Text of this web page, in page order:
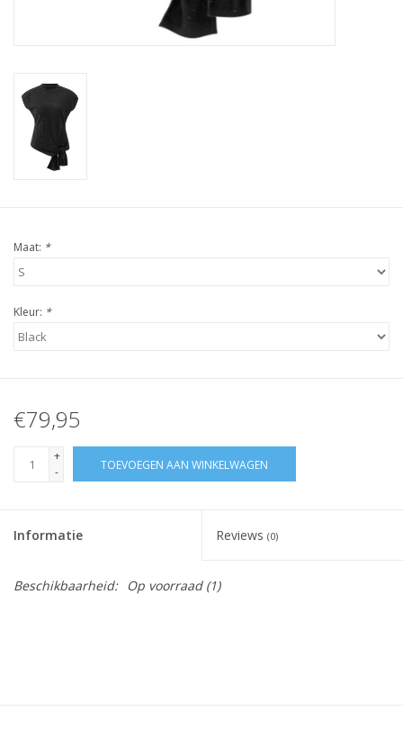
Maat: *
Kleur: *
€79,95
+
-
TOEVOEGEN AAN WINKELWAGEN
Informatie Reviews (0)
Beschikbaarheid: Op voorraad(1)